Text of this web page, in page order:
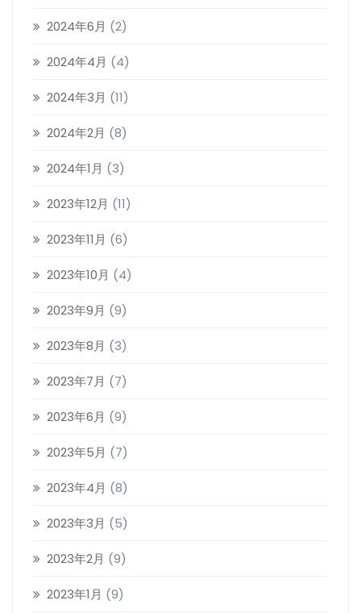
2024年6月 (2)
2024年4月 (4)
2024年3月 (11)
2024年2月 (8)
2024年1月 (3)
2023年12月 (11)
2023年11月 (6)
2023年10月 (4)
2023年9月 (9)
2023年8月 (3)
2023年7月 (7)
2023年6月 (9)
2023年5月 (7)
2023年4月 (8)
2023年3月 (5)
2023年2月 (9)
2023年1月 (9)